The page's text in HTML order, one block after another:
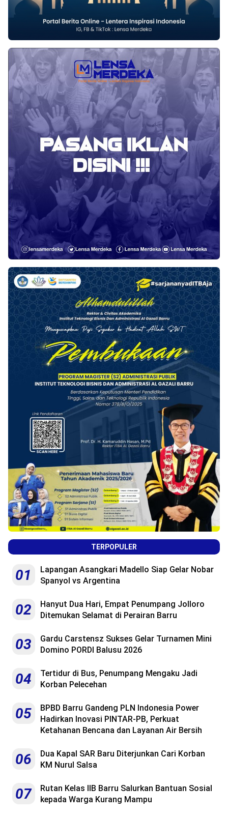
TERPOPULER
01
Lapangan Asangkari Madello Siap Gelar Nobar
Spanyol vs Argentina
02
Hanyut Dua Hari, Empat Penumpang Jolloro
Ditemukan Selamat di Perairan Barru
03
Gardu Carstensz Sukses Gelar Turnamen Mini
Domino PORDI Balusu 2026
04
Tertidur di Bus, Penumpang Mengaku Jadi
Korban Pelecehan
05
BPBD Barru Gandeng PLN Indonesia Power
Hadirkan Inovasi PINTAR-PB, Perkuat
Ketahanan Bencana dan Layanan Air Bersih
06
Dua Kapal SAR Baru Diterjunkan Cari Korban
KM Nurul Salsa
07
Rutan Kelas IIB Barru Salurkan Bantuan Sosial
kepada Warga Kurang Mampu